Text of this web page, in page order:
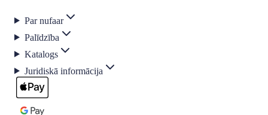
Par nufaar
Palīdzība
Katalogs
Juridiskā informācija